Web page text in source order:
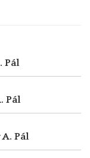
Pál
Pál
Pál